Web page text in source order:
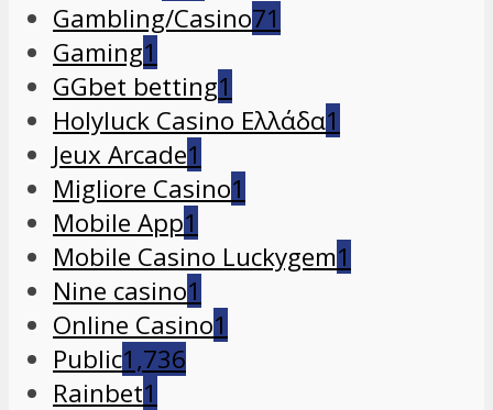
Gambling/Casino71
Gaming1
GGbet betting1
Holyluck Casino Ελλάδα1
Jeux Arcade1
Migliore Casino1
Mobile App1
Mobile Casino Luckygem1
Nine casino1
Online Casino1
Public1,736
Rainbet1